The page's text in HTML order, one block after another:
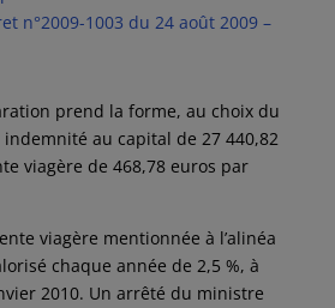
n°2009-1003 du 24 août 2009 –
prend la forme, au choix du
indemnité au capital de 27 440,82
viagère de 468,78 euros par
viagère mentionnée à l’alinéa
chaque année de 2,5 %, à
2010. Un arrêté du ministre